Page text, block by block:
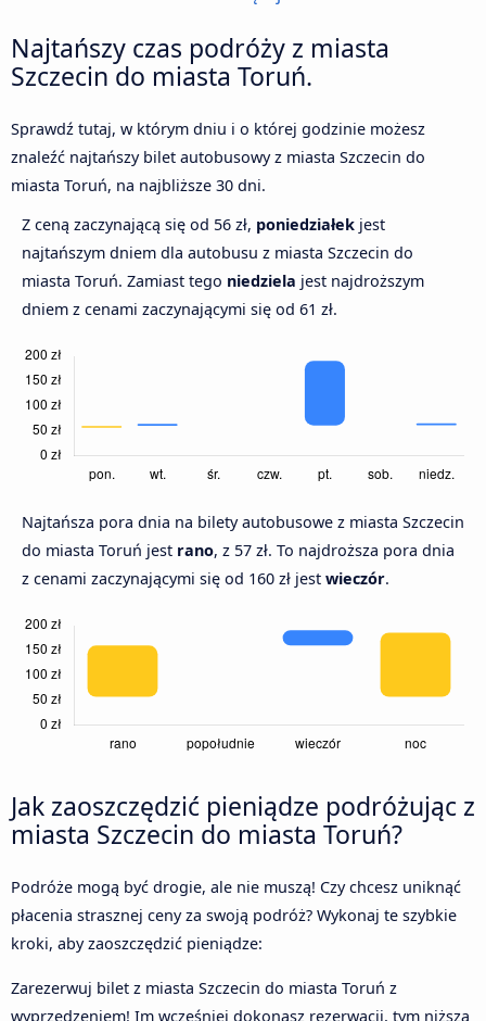
Najtańszy czas podróży z miasta
Szczecin do miasta Toruń.
Sprawdź tutaj, w którym dniu i o której godzinie możesz
znaleźć najtańszy bilet autobusowy z miasta Szczecin do
miasta Toruń, na najbliższe 30 dni.
Z ceną zaczynającą się od 56 zł, poniedziałek jest
najtańszym dniem dla autobusu z miasta Szczecin do
miasta Toruń. Zamiast tego niedziela jest najdroższym
dniem z cenami zaczynającymi się od 61 zł.
Najtańsza pora dnia na bilety autobusowe z miasta Szczecin
do miasta Toruń jest rano, z 57 zł. To najdroższa pora dnia
z cenami zaczynającymi się od 160 zł jest wieczór.
Jak zaoszczędzić pieniądze podróżując z
miasta Szczecin do miasta Toruń?
Podróże mogą być drogie, ale nie muszą! Czy chcesz uniknąć
płacenia strasznej ceny za swoją podróż? Wykonaj te szybkie
kroki, aby zaoszczędzić pieniądze:
Zarezerwuj bilet z miasta Szczecin do miasta Toruń z
wyprzedzeniem! Im wcześniej dokonasz rezerwacji, tym niższa